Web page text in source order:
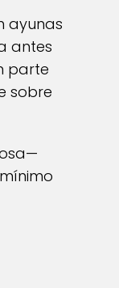
ayunas
antes
parte
sobre